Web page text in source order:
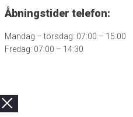
Åbningstider telefon:
Mandag – torsdag: 07:00 – 15:00
Fredag: 07:00 – 14:30